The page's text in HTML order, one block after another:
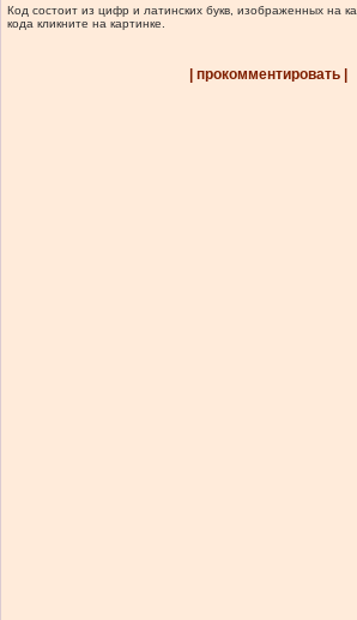
Код состоит из цифр и латинских букв, изображенных на
кода кликните на картинке.
| прокомментировать |